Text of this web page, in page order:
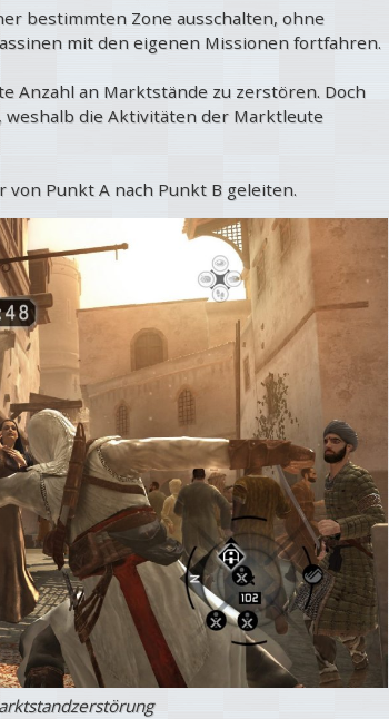
bestimmten Zone ausschalten, ohne
mit den eigenen Missionen fortfahren.
Anzahl an Marktstände zu zerstören. Doch
weshalb die Aktivitäten der Marktleute
Punkt A nach Punkt B geleiten.